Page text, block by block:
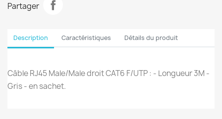
Partager
Description Caractéristiques Détails du produit
Câble RJ45 Male/Male droit CAT6 F/UTP : - Longueur 3M -
Gris - en sachet.